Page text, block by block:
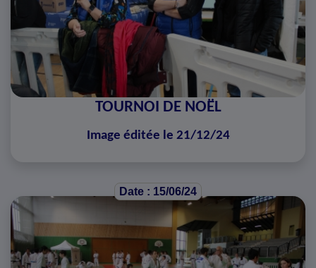
TOURNOI DE NOËL
Image éditée le 21/12/24
Date : 15/06/24